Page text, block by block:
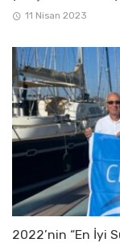
11 Nisan 2023
2022’nin “En İyi